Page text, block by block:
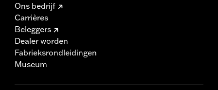
Ons bedrijf
Carrières
Beleggers
Dealer worden
Fabrieksrondleidingen
Museum